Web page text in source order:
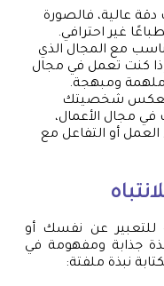
عالية، فالصورة
غير احترافي.
مع المجال الذي
كنت تعمل في مجال
ملهمة ومبهجة.
تعكس شخصيتك
في مجال الأعمال،
أو التفاعل مع
للتعبير عن نفسك أو
جذابة ومفهومة في
نبذة ملفتة: